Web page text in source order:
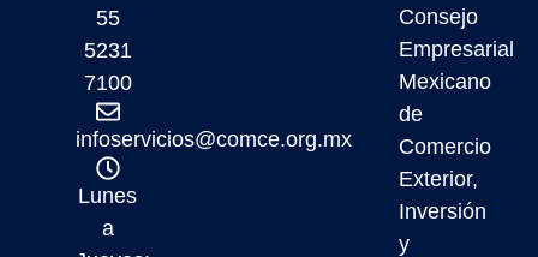
55
5231
7100
infoservicios@comce.org.mx
Lunes
a
Consejo
Empresarial
Mexicano
de
Comercio
Exterior,
Inversión
y